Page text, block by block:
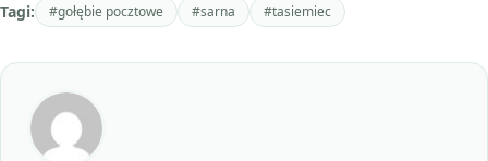
Tagi: #gołębie pocztowe #sarna #tasiemiec